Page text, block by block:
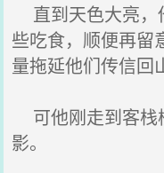
直到天色大亮，
些吃食，顺便再留
量拖延他们传信回
可他刚走到客栈
影。